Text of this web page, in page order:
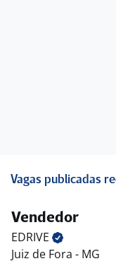
Vagas publicadas
Vendedor
EDRIVE
Juiz de Fora - MG